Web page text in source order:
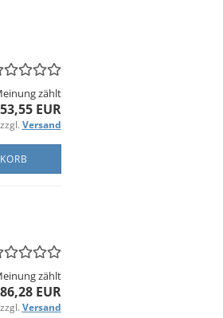
zählt
53,55 EUR
Versand
zählt
86,28 EUR
Versand